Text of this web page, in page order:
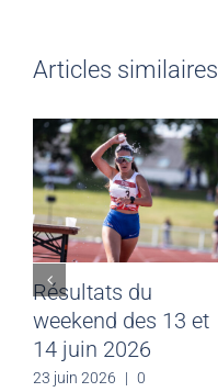
Articles similaires
Résultats du
weekend des 13 et
14 juin 2026
23 juin 2026 | 0